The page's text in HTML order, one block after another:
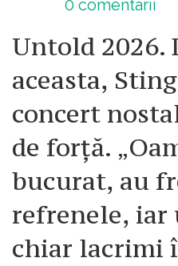
0 comentarii
Untold 2026.
aceasta,
concert
de forță.
bucurat, au
refrenele, iar
chiar lacrimi